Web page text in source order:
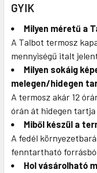
GYIK
Milyen méretű a
A Talbot termosz
mennyiségű italt
Milyen sokáig
melegen/hidegen
A termosz akár 12
órán át hidegen
Miből készül a
A fedél
fenntartható
Hol vásárolható